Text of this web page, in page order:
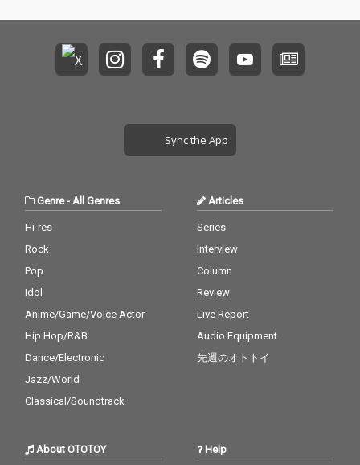
Sync the App
Genre- All Genres
Hi-res
Rock
Pop
Idol
Anime/Game/Voice Actor
Hip Hop/R&B
Dance/Electronic
Jazz/World
Classical/Soundtrack
Articles
Series
Interview
Column
Review
Live Report
Audio Equipment
先週のオトトイ
About OTOTOY Help